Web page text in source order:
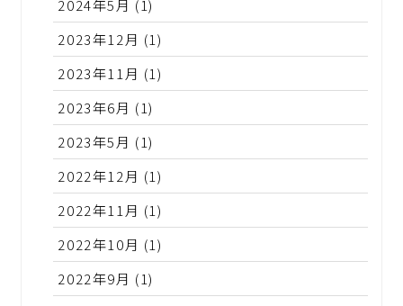
2024年5月 (1)
2023年12月 (1)
2023年11月 (1)
2023年6月 (1)
2023年5月 (1)
2022年12月 (1)
2022年11月 (1)
2022年10月 (1)
2022年9月 (1)